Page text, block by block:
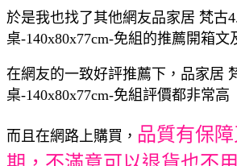
於是我也找了其他網友品家居 梵古
桌-140x80x77cm-免組的推薦開箱文
在網友的一致好評推薦下，品家居
桌-140x80x77cm-免組評價都非常高
而且在網路上購買， 品質有保